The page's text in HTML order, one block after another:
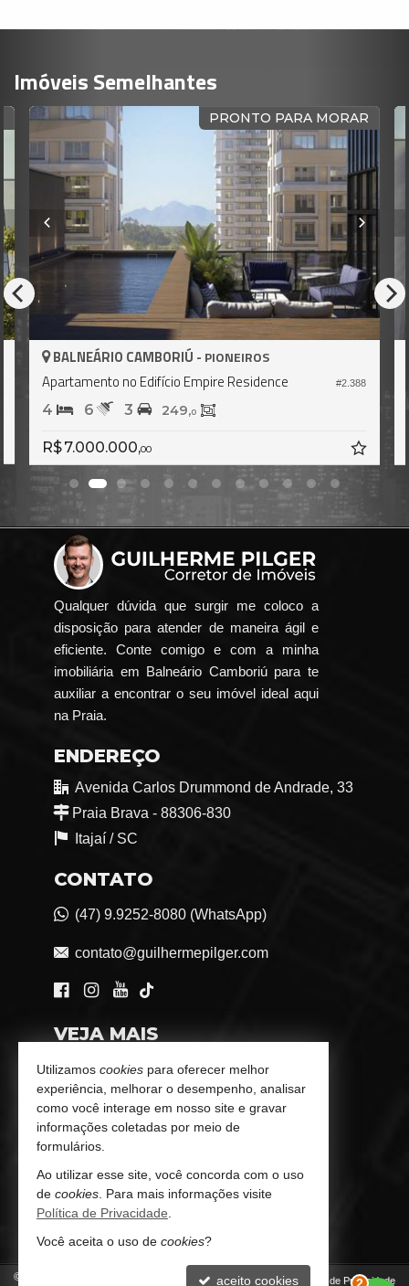
Imóveis Semelhantes
PRONTO PARA MORAR
#2.388
BALNEÁRIO CAMBORIÚ - PIONEIROS
Apartamento no Edifício Empire Residence
4 6 3 249,0
R$ 7.000.000,00
Qualquer dúvida que surgir me coloco a
disposição para atender de maneira ágil e
eficiente. Conte comigo e com a minha
imobiliária em Balneário Camboriú para te
auxiliar a encontrar o seu imóvel ideal aqui
na Praia.
ENDEREÇO
Avenida Carlos Drummond de Andrade, 33
Praia Brava - 88306-830
Itajaí / SC
CONTATO
(47) 9.9252-8080 (WhatsApp)
contato@guilhermepilger.com
VEJA MAIS
Consultoria Imobiliária Personalizada
trabalhe conosco
Indicadores Financeiros
Imóveis Favoritos
Mapa de Imóveis
© Política de Privacidade
2
Utilizamos cookies para oferecer melhor
experiência, melhorar o desempenho, analisar
como você interage em nosso site e gravar
informações coletadas por meio de
formulários.
Ao utilizar esse site, você concorda com o uso
de cookies . Para mais informações visite
Política de Privacidade
Você aceita o uso de cookies?
aceito cookies